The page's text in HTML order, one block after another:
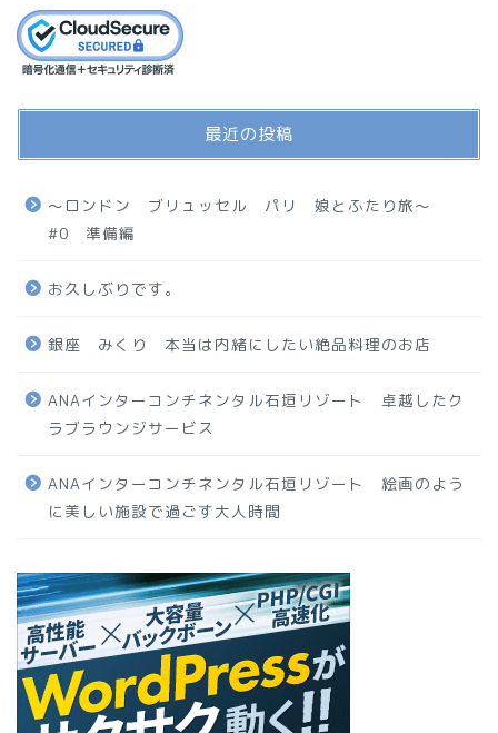
最近の投稿
〜ロンドン ブリュッセル パリ 娘とふたり旅〜
#0 準備編
お久しぶりです。
銀座 みくり 本当は内緒にしたい絶品料理のお店
ANAインターコンチネンタル石垣リゾート 卓越したク
ラブラウンジサービス
ANAインターコンチネンタル石垣リゾート 絵画のよう
に美しい施設で過ごす大人時間